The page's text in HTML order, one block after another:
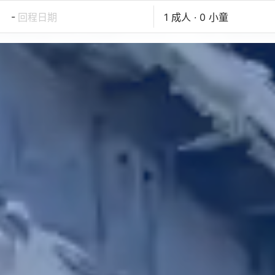
- 回程日期 1 成人 · 0 小童